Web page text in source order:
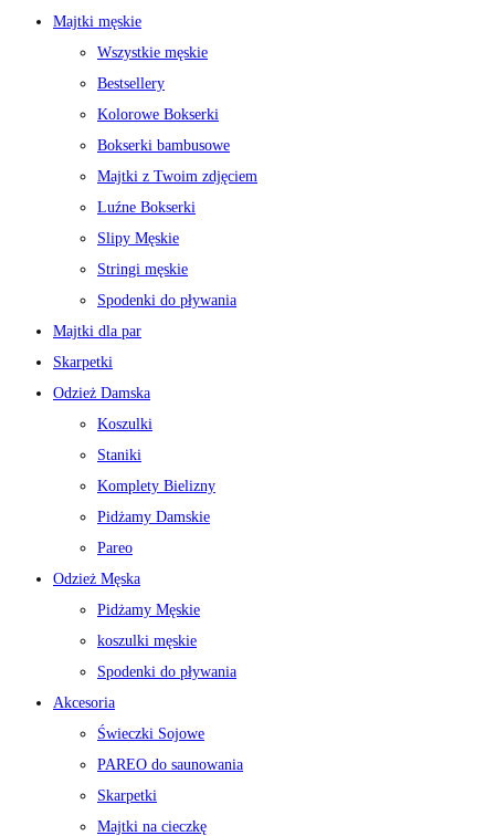
Majtki męskie
Wszystkie męskie
Bestsellery
Kolorowe Bokserki
Bokserki bambusowe
Majtki z Twoim zdjęciem
Luźne Bokserki
Slipy Męskie
Stringi męskie
Spodenki do pływania
Majtki dla par
Skarpetki
Odzież Damska
Koszulki
Staniki
Komplety Bielizny
Pidżamy Damskie
Pareo
Odzież Męska
Pidżamy Męskie
koszulki męskie
Spodenki do pływania
Akcesoria
Świeczki Sojowe
PAREO do saunowania
Skarpetki
Majtki na cieczkę